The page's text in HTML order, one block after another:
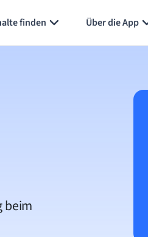
finden Über die App
beim